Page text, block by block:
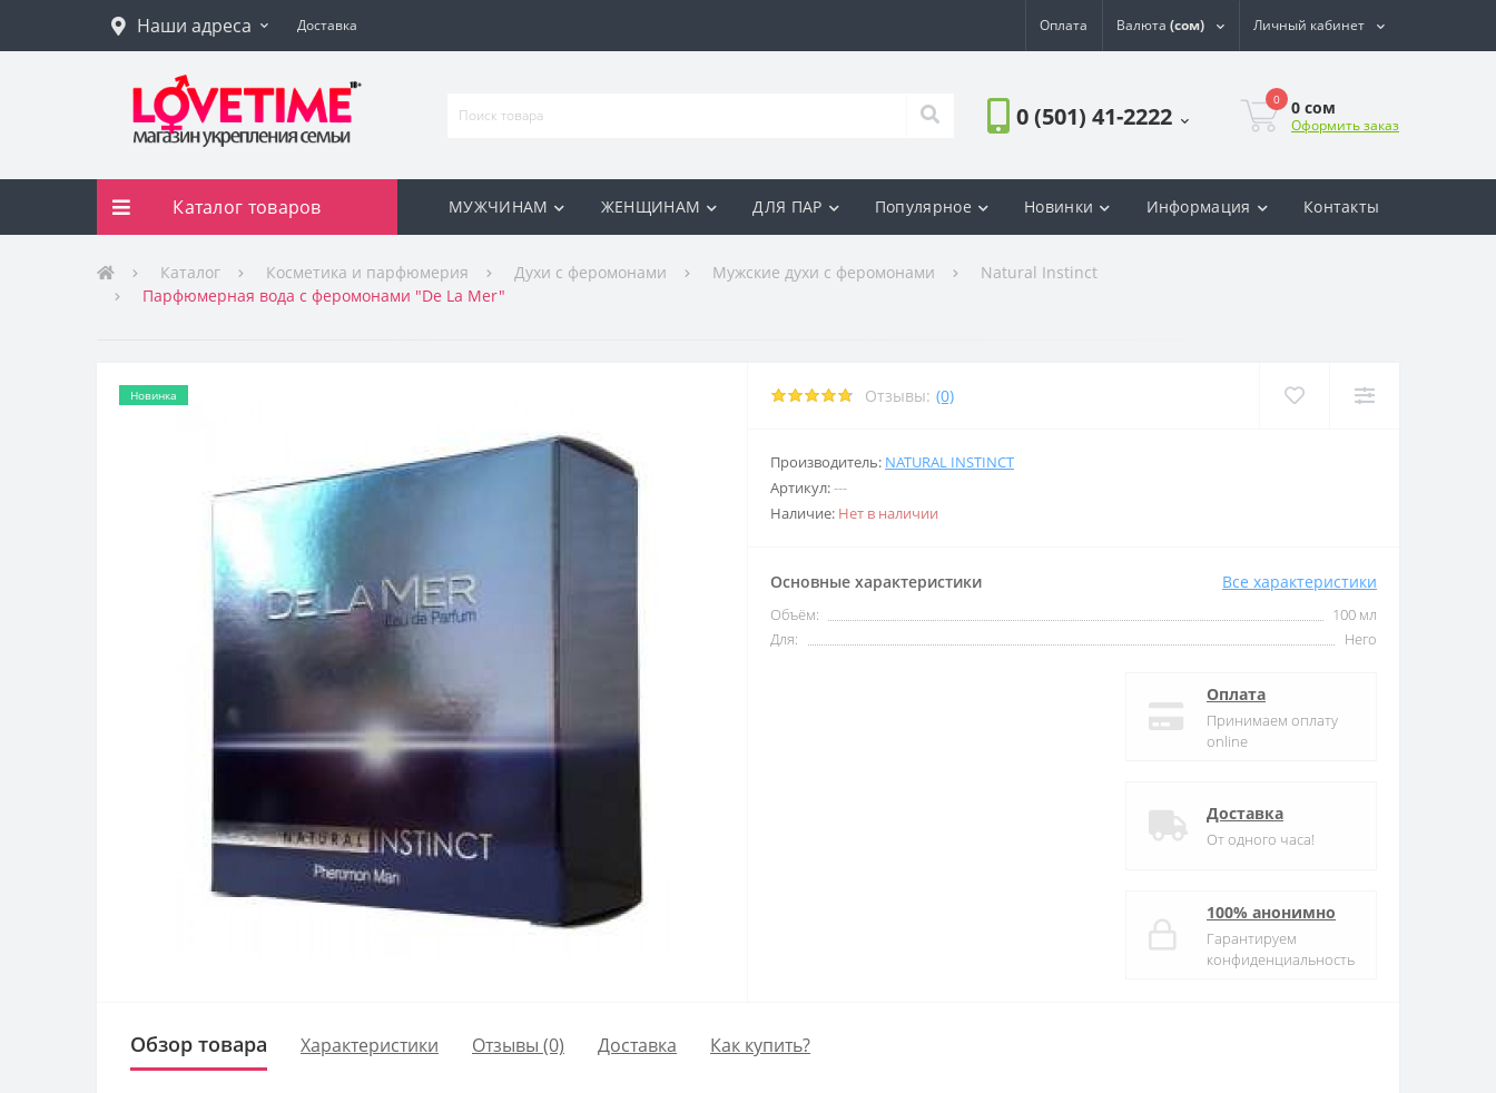
Наши адреса Доставка Оплата Валюта (сом) Личный кабинет
0 (501) 41-2222
0 0 сом
Оформить заказ
Каталог товаров МУЖЧИНАМ ЖЕНЩИНАМ ДЛЯ ПАР Популярное Новинки Информация Контакты
Каталог Косметика и парфюмерия Духи с феромонами Мужские духи с феромонами
Natural Instinct
Парфюмерная вода с феромонами "De La Mer"
Новинка Отзывы: (0)
Производитель: NATURAL INSTINCT
Артикул:---
Наличие: Нет в наличии
Основные характеристики Все характеристики
Объём:
100 мл
Для:
Него
Оплата
Принимаем оплату
online
Доставка
От одного часа!
100% анонимно
Гарантируем
конфиденциальность
Обзор товара Характеристики Отзывы (0) Доставка Как купить?